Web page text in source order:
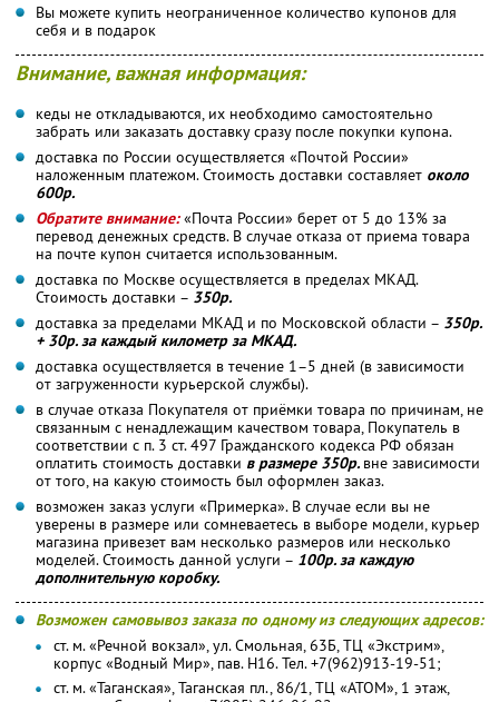
Вы можете купить неограниченное количество купонов для
себя и в подарок
Внимание, важная информация:
кеды не откладываются, их необходимо самостоятельно
забрать или заказать доставку сразу после покупки купона.
доставка по России осуществляется «Почтой России»
наложенным платежом. Стоимость доставки составляет около
600р.
Обратите внимание:«Почта России» берет от 5 до 13% за
перевод денежных средств. В случае отказа от приема товара
на почте купон считается использованным.
доставка по Москве осуществляется в пределах МКАД.
Стоимость доставки – 350р.
доставка за пределами МКАД и по Московской области – 350р.
+ 30р. за каждый километр за МКАД.
доставка осуществляется в течение 1–5 дней (в зависимости
от загруженности курьерской службы).
в случае отказа Покупателя от приёмки товара по причинам, не
связанным с ненадлежащим качеством товара, Покупатель в
соответствии с п. 3 ст. 497 Гражданского кодекса РФ обязан
оплатить стоимость доставки в размере 350р. вне зависимости
от того, на какую стоимость был оформлен заказ.
возможен заказ услуги «Примерка». В случае если вы не
уверены в размере или сомневаетесь в выборе модели, курьер
магазина привезет вам несколько размеров или несколько
моделей. Стоимость данной услуги – 100р. за каждую
дополнительную коробку.
Возможен самовывоз заказа по одному из следующих адресов:
ст. м. «Речной вокзал», ул. Смольная, 63Б, ТЦ «Экстрим»,
корпус «Водный Мир», пав. Н16. Тел. +7(962)913-19-51;
ст. м. «Таганская», Таганская пл., 86/1, ТЦ «АТОМ», 1 этаж,